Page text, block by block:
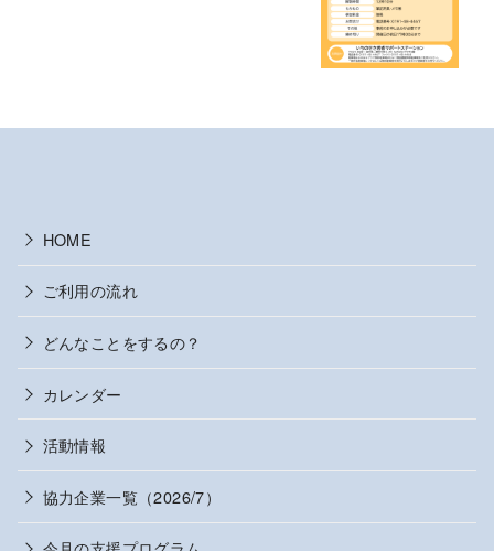
HOME
ご利用の流れ
どんなことをするの？
カレンダー
活動情報
協力企業一覧（2026/7）